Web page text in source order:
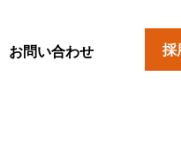
お問い合わせ 採